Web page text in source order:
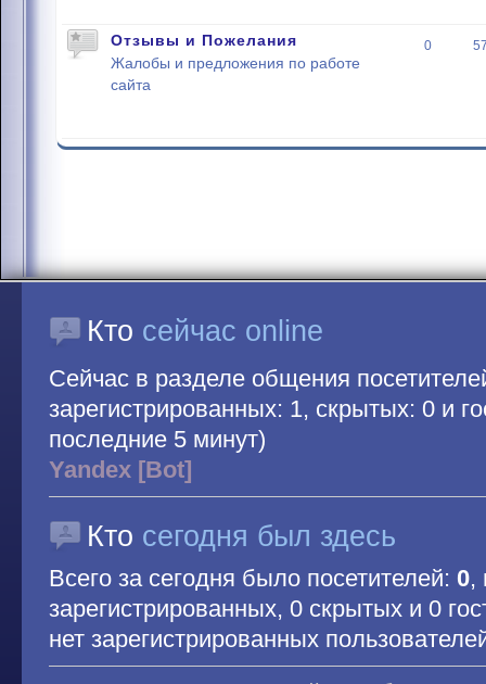
Отзывы и Пожелания
Жалобы и предложения по работе
сайта
0
Кто сейчас online
Сейчас в разделе общения
зарегистрированных: 1, скрытых: 0 и
последние 5 минут)
Yandex [Bot]
Кто сегодня был здесь
Всего за сегодня было посетителей: 0,
зарегистрированных, 0 скрытых и 0
нет зарегистрированных